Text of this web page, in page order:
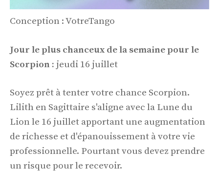
Conception : VotreTango
Jour le plus chanceux de la semaine pour le
Scorpion : jeudi 16 juillet
Soyez prêt à tenter votre chance Scorpion.
Lilith en Sagittaire s'aligne avec la Lune du
Lion le 16 juillet apportant une augmentation
de richesse et d'épanouissement à votre vie
professionnelle. Pourtant vous devez prendre
un risque pour le recevoir.